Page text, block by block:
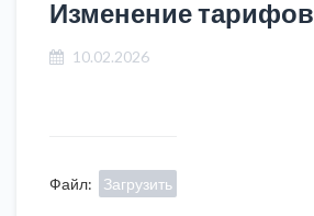
Изменение тарифов
10.02.2026
Файл: Загрузить